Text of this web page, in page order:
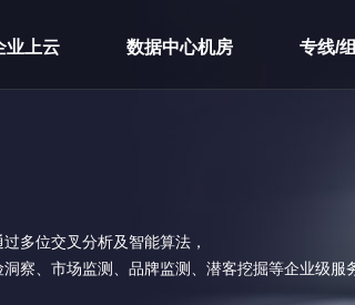
业上云 数据中心机房 专线/
多位交叉分析及智能算法，
察、市场监测、品牌监测、潜客挖掘等企业级服